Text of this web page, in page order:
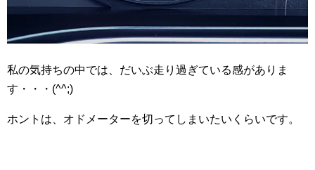
私の気持ちの中では、だいぶ走り過ぎている感がありま
す・・・(^^;)
ホントは、オドメーターを切ってしまいたいくらいです。